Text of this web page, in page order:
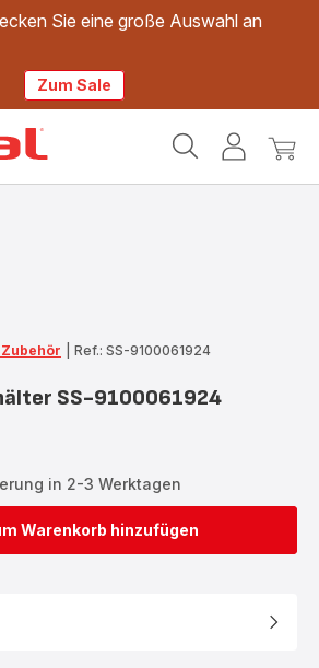
Sie eine große Auswahl an
Zum Sale
Mein
Mein
Ref.: SS-9100061924
SS-9100061924
in 2-3 Werktagen
Warenkorb hinzufügen